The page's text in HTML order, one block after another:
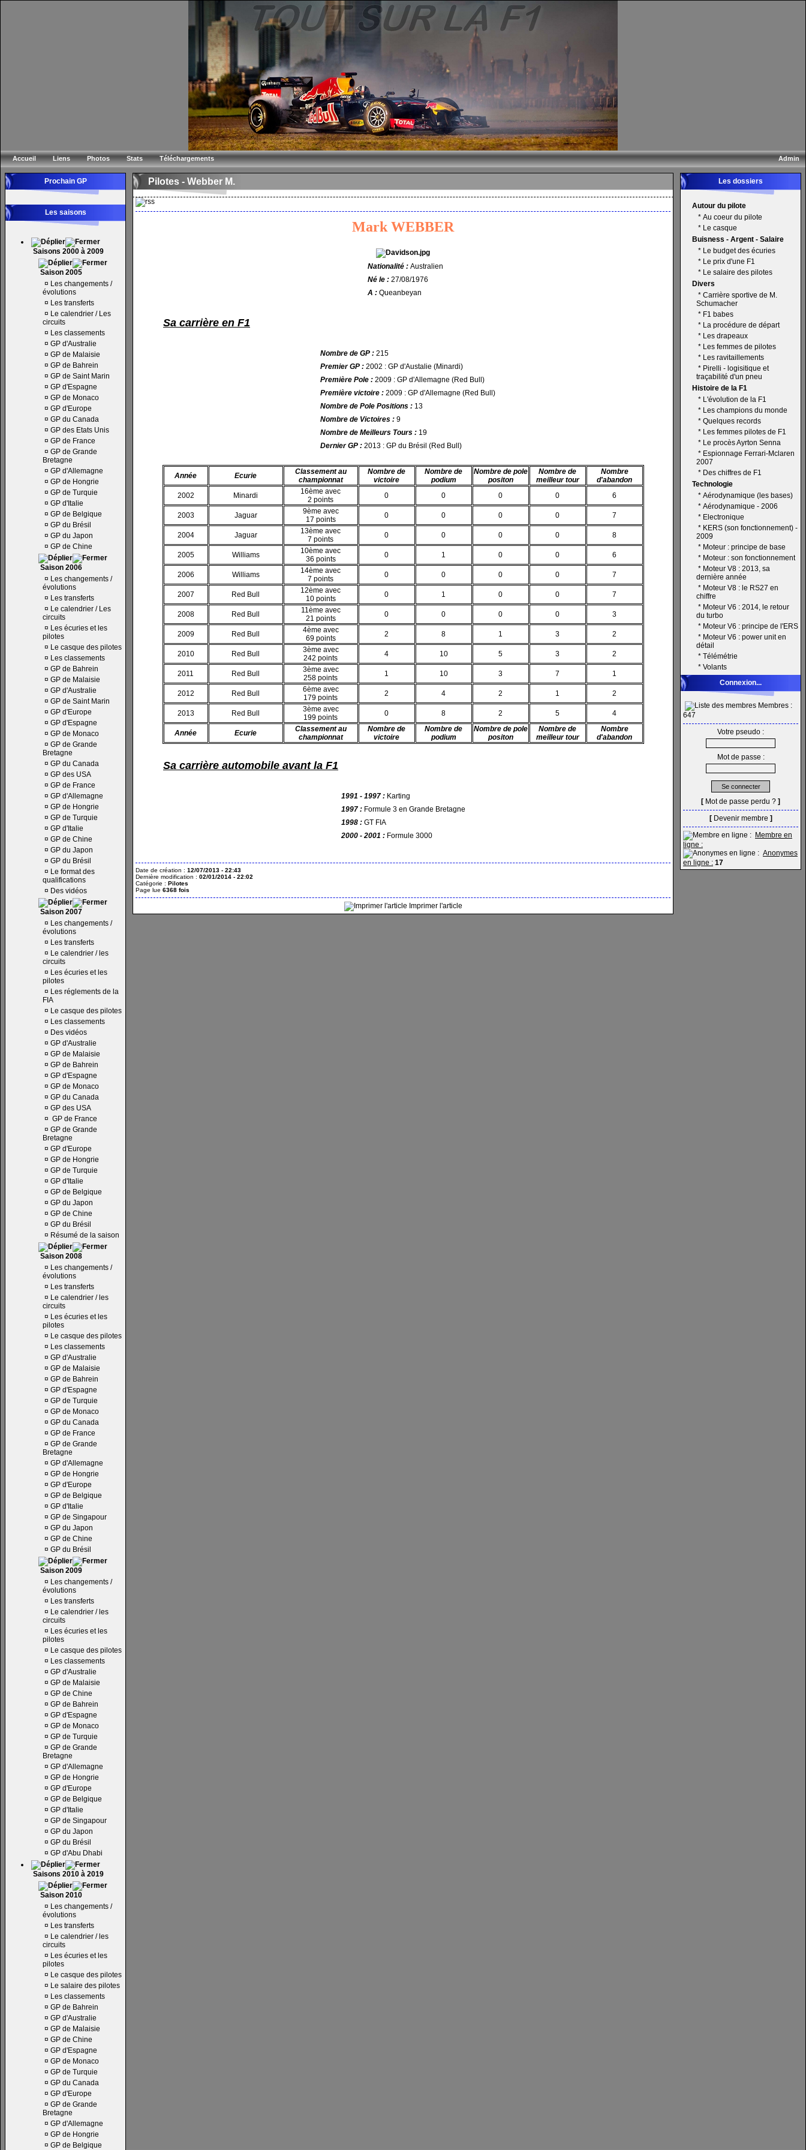
Admin
Accueil Liens Photos Stats Téléchargements
Prochain GP
Les saisons
Saisons 2000 à 2009
Saison 2005
¤ Les changements /
évolutions
¤ Les transferts
¤ Le calendrier / Les
circuits
¤ Les classements
¤ GP d'Australie
¤ GP de Malaisie
¤ GP de Bahrein
¤ GP de Saint Marin
¤ GP d'Espagne
¤ GP de Monaco
¤ GP d'Europe
¤ GP du Canada
¤ GP des Etats Unis
¤ GP de France
¤ GP de Grande
Bretagne
¤ GP d'Allemagne
¤ GP de Hongrie
¤ GP de Turquie
¤ GP d'Italie
¤ GP de Belgique
¤ GP du Brésil
¤ GP du Japon
¤ GP de Chine
Saison 2006
¤ Les changements /
évolutions
¤ Les transferts
¤ Le calendrier / Les
circuits
¤ Les écuries et les
pilotes
¤ Le casque des pilotes
¤ Les classements
¤ GP de Bahrein
¤ GP de Malaisie
¤ GP d'Australie
¤ GP de Saint Marin
¤ GP d'Europe
¤ GP d'Espagne
¤ GP de Monaco
¤ GP de Grande
Bretagne
¤ GP du Canada
¤ GP des USA
¤ GP de France
¤ GP d'Allemagne
¤ GP de Hongrie
¤ GP de Turquie
¤ GP d'Italie
¤ GP de Chine
¤ GP du Japon
¤ GP du Brésil
¤ Le format des
qualifications
¤ Des vidéos
Saison 2007
¤ Les changements /
évolutions
¤ Les transferts
¤ Le calendrier / les
circuits
¤ Les écuries et les
pilotes
¤ Les réglements de la
FIA
¤ Le casque des pilotes
¤ Les classements
¤ Des vidéos
¤ GP d'Australie
¤ GP de Malaisie
¤ GP de Bahrein
¤ GP d'Espagne
¤ GP de Monaco
¤ GP du Canada
¤ GP des USA
¤ GP de France
¤ GP de Grande
Bretagne
¤ GP d'Europe
¤ GP de Hongrie
¤ GP de Turquie
¤ GP d'Italie
¤ GP de Belgique
¤ GP du Japon
¤ GP de Chine
¤ GP du Brésil
¤ Résumé de la saison
Saison 2008
¤ Les changements /
évolutions
¤ Les transferts
¤ Le calendrier / les
circuits
¤ Les écuries et les
pilotes
¤ Le casque des pilotes
¤ Les classements
¤ GP d'Australie
¤ GP de Malaisie
¤ GP de Bahrein
¤ GP d'Espagne
¤ GP de Turquie
¤ GP de Monaco
¤ GP du Canada
¤ GP de France
¤ GP de Grande
Bretagne
¤ GP d'Allemagne
¤ GP de Hongrie
¤ GP d'Europe
¤ GP de Belgique
¤ GP d'Italie
¤ GP de Singapour
¤ GP du Japon
¤ GP de Chine
¤ GP du Brésil
Saison 2009
¤ Les changements /
évolutions
¤ Les transferts
¤ Le calendrier / les
circuits
¤ Les écuries et les
pilotes
¤ Le casque des pilotes
¤ Les classements
¤ GP d'Australie
¤ GP de Malaisie
¤ GP de Chine
¤ GP de Bahrein
¤ GP d'Espagne
¤ GP de Monaco
¤ GP de Turquie
¤ GP de Grande
Bretagne
¤ GP d'Allemagne
¤ GP de Hongrie
¤ GP d'Europe
¤ GP de Belgique
¤ GP d'Italie
¤ GP de Singapour
¤ GP du Japon
¤ GP du Brésil
¤ GP d'Abu Dhabi
Saisons 2010 à 2019
Saison 2010
¤ Les changements /
évolutions
¤ Les transferts
¤ Le calendrier / les
circuits
¤ Les écuries et les
pilotes
¤ Le casque des pilotes
¤ Le salaire des pilotes
¤ Les classements
¤ GP de Bahrein
¤ GP d'Australie
¤ GP de Malaisie
¤ GP de Chine
¤ GP d'Espagne
¤ GP de Monaco
¤ GP de Turquie
¤ GP du Canada
¤ GP d'Europe
¤ GP de Grande
Bretagne
¤ GP d'Allemagne
¤ GP de Hongrie
¤ GP de Belgique
Pilotes - Webber M.
Mark WEBBER
Nationalité : Australien
Né le : 27/08/1976
A : Queanbeyan
Sa carrière en F1
Nombre de GP : 215
Premier GP : 2002 : GP d'Austalie (Minardi)
Première Pole : 2009 : GP d'Allemagne (Red Bull)
Première victoire : 2009 : GP d'Allemagne (Red Bull)
Nombre de Pole Positions : 13
Nombre de Victoires : 9
Nombre de Meilleurs Tours : 19
Dernier GP : 2013 : GP du Brésil (Red Bull)
Année Ecurie
Classement au
championnat
Nombre de
victoire
Nombre de
podium
Nombre de pole
positon
Nombre de
meilleur tour
Nombre
d'abandon
2002
Minardi
16ème avec
2 points
0 0 0 0 6
2003 Jaguar
9ème avec
17 points
0 0 0 0 7
2004 Jaguar
13ème avec
7 points
0 0 0 0 8
2005 Williams
10ème avec
36 points
0 1 0 0 6
2006 Williams
14ème avec
7 points
0 0 0 0 7
2007 Red Bull
12ème avec
10 points
0 1 0 0 7
2008 Red Bull
11ème avec
21 points
0 0 0 0 3
2009 Red Bull
4ème avec
69 points
2 8 1 3 2
2010 Red Bull
3ème avec
242 points
4 10 5 3 2
2011 Red Bull
3ème avec
258 points
1 10 3 7 1
2012 Red Bull
6ème avec
179 points
2 4 2 1 2
2013 Red Bull
3ème avec
199 points
0 8 2 5 4
Année Ecurie
Classement au
championnat
Nombre de
victoire
Nombre de
podium
Nombre de pole
positon
Nombre de
meilleur tour
Nombre
d'abandon
Sa carrière automobile avant la F1
1991 - 1997 : Karting
1997 : Formule 3 en Grande Bretagne
1998 : GT FIA
2000 - 2001 : Formule 3000
Date de création : 12/07/2013 - 22:43
Dernière modification : 02/01/2014 - 22:02
Catégorie : Pilotes
Page lue 6368 fois
Imprimer l'article
Les dossiers
Autour du pilote
* Au coeur du pilote
* Le casque
Buisness - Argent - Salaire
* Le budget des écuries
* Le prix d'une F1
* Le salaire des pilotes
Divers
* Carrière sportive de M.
Schumacher
* F1 babes
* La procédure de départ
* Les drapeaux
* Les femmes de pilotes
* Les ravitaillements
* Pirelli - logisitique et
traçabilité d'un pneu
Histoire de la F1
* L'évolution de la F1
* Les champions du monde
* Quelques records
* Les femmes pilotes de F1
* Le procès Ayrton Senna
* Espionnage Ferrari-Mclaren
2007
* Des chiffres de F1
Technologie
* Aérodynamique (les bases)
* Aérodynamique - 2006
* Electronique
* KERS (son fonctionnement) -
2009
* Moteur : principe de base
* Moteur : son fonctionnement
* Moteur V8 : 2013, sa
dernière année
* Moteur V8 : le RS27 en
chiffre
* Moteur V6 : 2014, le retour
du turbo
* Moteur V6 : principe de l'ERS
* Moteur V6 : power unit en
détail
* Télémétrie
* Volants
Connexion...
Membres :
647
Votre pseudo :
Mot de passe :
[ Mot de passe perdu ? ]
[ Devenir membre ]
Membre en
ligne :
Anonymes
en ligne : 17